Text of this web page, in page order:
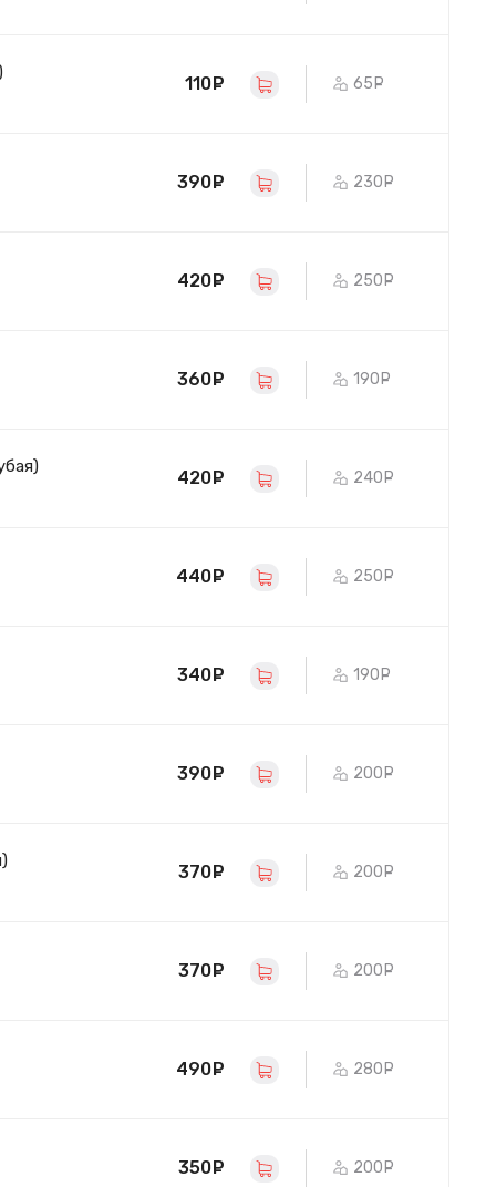
110 руб. 65
390 руб. 230
420 руб. 250
360 руб. 190
420 руб. 240
440 руб. 250
340 руб. 190
390 руб. 200
370 руб. 200
370 руб. 200
490 руб. 280
350 руб. 200